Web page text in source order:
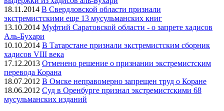
18.11.2014 В Свердловской области признали
экстремистскими еще 13 мусульманских книг
13.10.2014 Муфтий Саратовской области - о запрете хадисов
Аль-Бухари
10.10.2014 В Татарстане признали экстремистским сборник
хадисов VIII века
17.12.2013 Отменено решение о признании экстремистским
перевода Корана
18.07.2012 В Омске неправомерно запрещен труд о Коране
18.06.2012 Суд в Оренбурге признал экстремистскими 68
мусульманских изданий